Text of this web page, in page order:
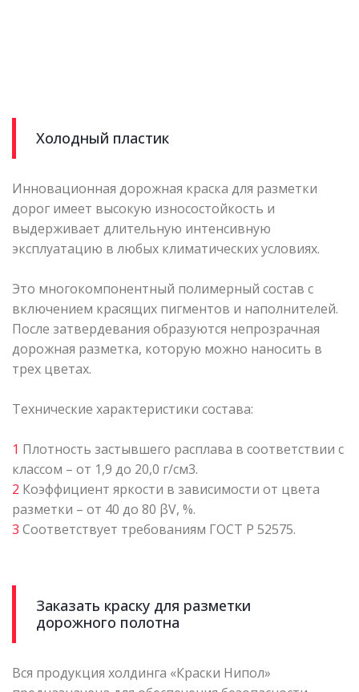
Холодный пластик
Инновационная дорожная краска для разметки
дорог имеет высокую износостойкость и
выдерживает длительную интенсивную
эксплуатацию в любых климатических условиях.
Это многокомпонентный полимерный состав с
включением красящих пигментов и наполнителей.
После затвердевания образуются непрозрачная
дорожная разметка, которую можно наносить в
трех цветах.
Технические характеристики состава:
1 Плотность застывшего расплава в соответствии с
классом – от 1,9 до 20,0 г/см3.
2 Коэффициент яркости в зависимости от цвета
разметки – от 40 до 80 βV, %.
3 Соответствует требованиям ГОСТ Р 52575.
Заказать краску для разметки
дорожного полотна
Вся продукция холдинга «Краски Нипол»